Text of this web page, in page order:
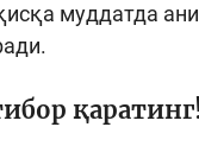
муддатда